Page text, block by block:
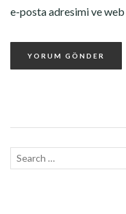
e-posta adresimi ve
Search